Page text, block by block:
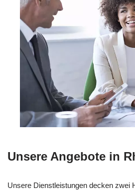
Unsere Angebote in
Unsere Dienstleistungen decken zwei